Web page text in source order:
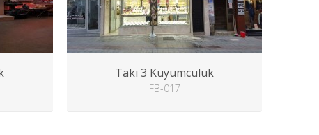
Takı 3 Kuyumculuk
FB-017